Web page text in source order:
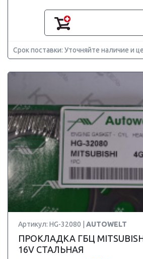
Срок поставки: Уточняйте наличие и
Артикул: HG-32080 | AUTOWELT
ПРОКЛАДКА ГБЦ
16V СТАЛЬНАЯ